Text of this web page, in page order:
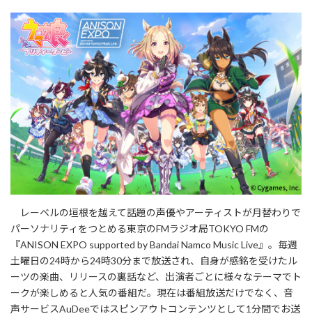
レーベルの垣根を越えて話題の声優やアーティストが月替わりで
パーソナリティをつとめる東京のFMラジオ局TOKYO FMの
『ANISON EXPO supported by Bandai Namco Music Live』。毎週
土曜日の24時から24時30分まで放送され、自身が感銘を受けたル
ーツの楽曲、リリースの裏話など、出演者ごとに様々なテーマでト
ークが楽しめると人気の番組だ。現在は番組放送だけでなく、音
声サービスAuDeeではスピンアウトコンテンツとして1分間でお送